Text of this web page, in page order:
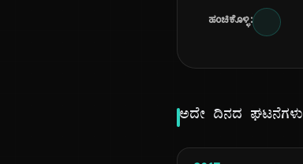
ಹಂಚಿಕೊಳ್ಳಿ:
ಅದೇ ದಿನದ ಘಟನೆಗಳು